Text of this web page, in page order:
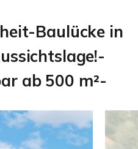
Baulücke in
ab 500 m²-